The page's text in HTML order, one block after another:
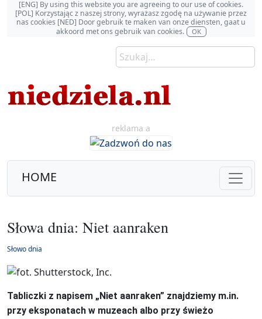
[ENG] By using this website you are agreeing to our use of cookies.
[POL] Korzystając z naszej strony, wyrażasz zgodę na używanie przez
nas cookies [NED] Door gebruik te maken van onze diensten, gaat u
akkoord met ons gebruik van cookies.
OK
reklama a
HOME
Słowa dnia: Niet aanraken
Słowo dnia
Tabliczki z napisem „Niet aanraken” znajdziemy m.in.
przy eksponatach w muzeach albo przy świeżo